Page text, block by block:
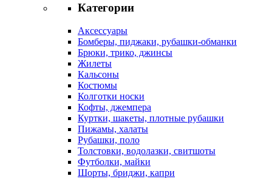
Категории
Аксессуары
Бомберы, пиджаки, рубашки-обманки
Брюки, трико, джинсы
Жилеты
Кальсоны
Костюмы
Колготки носки
Кофты, джемпера
Куртки, шакеты, плотные рубашки
Пижамы, халаты
Рубашки, поло
Толстовки, водолазки, свитшоты
Футболки, майки
Шорты, бриджи, капри